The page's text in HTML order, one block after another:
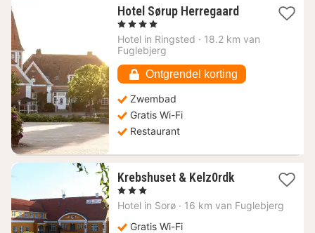
Hotel Sørup Herregaard1
vanaf
, 4 Sterren
Hotel in Ringsted · 18.2 km van
Fuglebjerg
Ontgrendel korting
Zwembad
Gratis Wi-Fi
Restaurant
Krebshuset & Kelz0rdk1
vanaf
101,45
, 3 Sterren
Hotel in Sorø · 16 km van Fuglebjerg
Gratis Wi-Fi